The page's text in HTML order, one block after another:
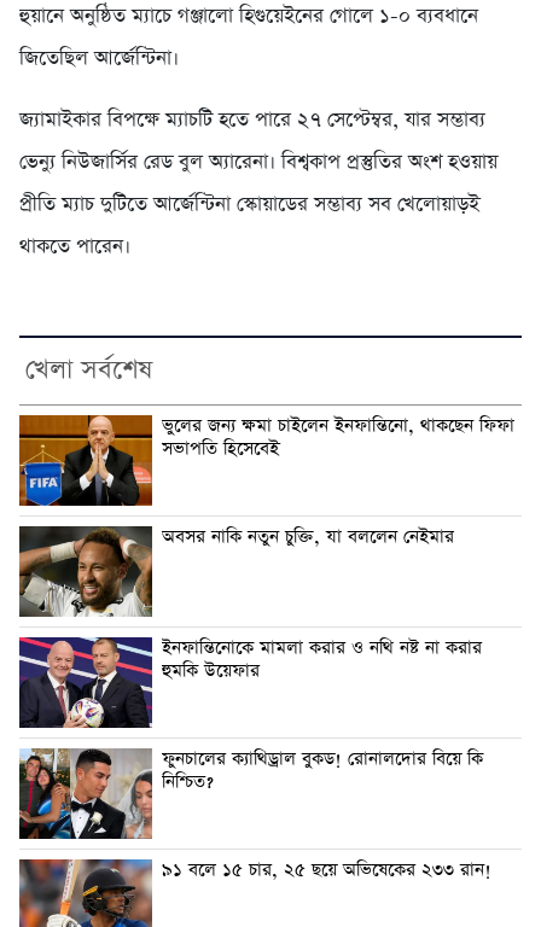
হুয়ানে অনুষ্ঠিত ম্যাচে গঞ্জালো হিগুয়েইনের গোলে ১-০ ব্যবধানে
জিতেছিল আর্জেন্টিনা।
জ্যামাইকার বিপক্ষে ম্যাচটি হতে পারে ২৭ সেপ্টেম্বর, যার সম্ভাব্য
ভেন্যু নিউজার্সির রেড বুল অ্যারেনা। বিশ্বকাপ প্রস্তুতির অংশ হওয়ায়
প্রীতি ম্যাচ দুটিতে আর্জেন্টিনা স্কোয়াডের সম্ভাব্য সব খেলোয়াড়ই
থাকতে পারেন।
খেলা সর্বশেষ
ভুলের জন্য ক্ষমা চাইলেন ইনফান্তিনো, থাকছেন ফিফা
সভাপতি হিসেবেই
অবসর নাকি নতুন চুক্তি, যা বললেন নেইমার
ইনফান্তিনোকে মামলা করার ও নথি নষ্ট না করার
হুমকি উয়েফার
ফুনচালের ক্যাথিড্রাল বুকড! রোনালদোর বিয়ে কি
নিশ্চিত?
৯১ বলে ১৫ চার, ২৫ ছয়ে অভিষেকের ২৩৩ রান!